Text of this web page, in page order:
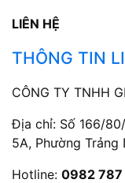
LIÊN HỆ
THÔNG TIN
CÔNG TY TNHH
Địa chỉ: Số 166/
5A, Phường Trảng
Hotline: 0982 787